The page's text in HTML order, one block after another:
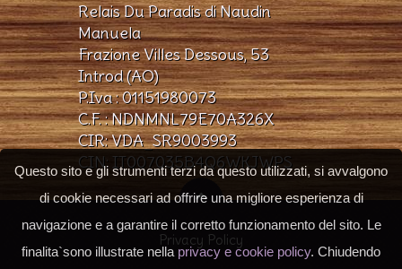
Relais Du Paradis di Naudin
Manuela
Frazione Villes Dessous, 53
Introd (AO)
P.Iva : 01151980073
C.F. : NDNMNL79E70A326X
CIR: VDA_SR9003993
CIN: IT007035B4Q6WKJWPS
Privacy Policy
Questo sito e gli strumenti terzi da questo utilizzati, si avvalgono
di cookie necessari ad offrire una migliore esperienza di
navigazione e a garantire il corretto funzionamento del sito. Le
finalita`sono illustrate nella privacy e cookie policy. Chiudendo